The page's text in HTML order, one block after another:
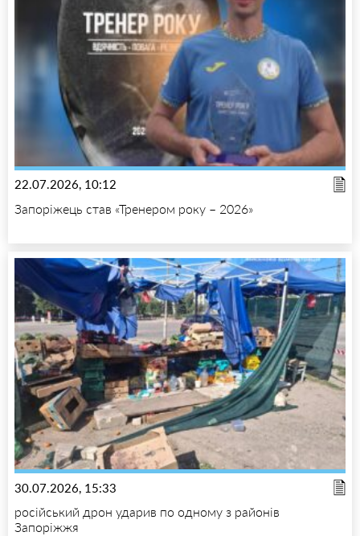
22.07.2026, 10:12
Запоріжець став «Тренером року – 2026»
30.07.2026, 15:33
російський дрон ударив по одному з районів
Запоріжжя